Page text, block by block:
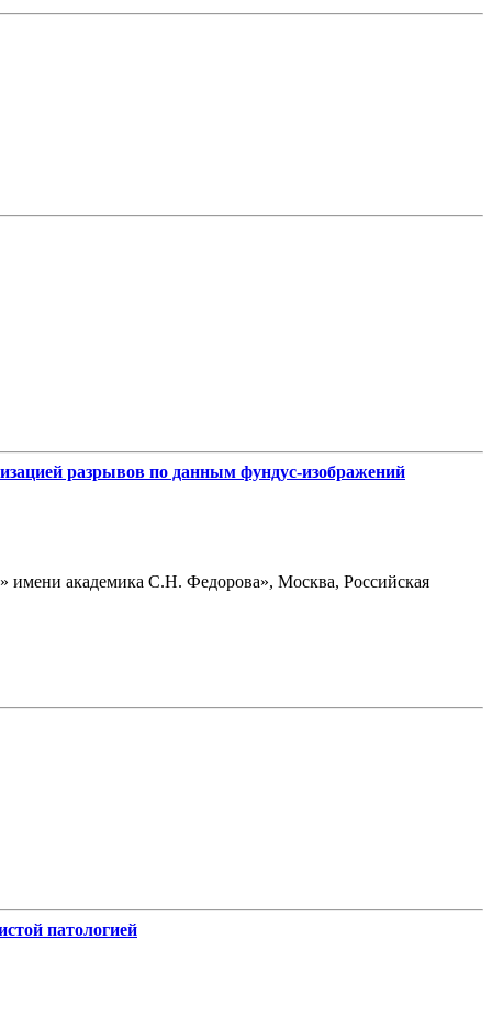
разрывов по данным фундус-изображений
имени академика С.Н. Федорова», Москва, Российская
патологией